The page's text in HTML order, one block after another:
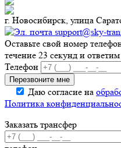
г. Новосибирск, улица
support@sky-
Оставьте свой номер
течение 23 секунд и
Телефон
Даю согласие на
Политика
Заказать трансфер